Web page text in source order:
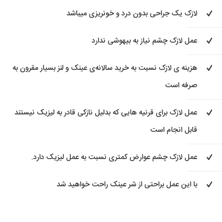
لازک یک جراحی بدون درد و خونریزی میباشد
عمل لازک چشم نیاز به بیهوشی ندارد
هزینه ی لازک نسبت به خرید سالانه‌ی عینک و لنز بسیار مقرون به
صرفه است
عمل لازک برای قرنیه هایی که بدلیل نازکی قادر به لیزیک نیستند
قابل انجام است
عمل لازک چشم عوارض کمتری نسبت به عمل لیزیک دارد.
با این عمل براحتی از شر عینک راحت خواهید شد